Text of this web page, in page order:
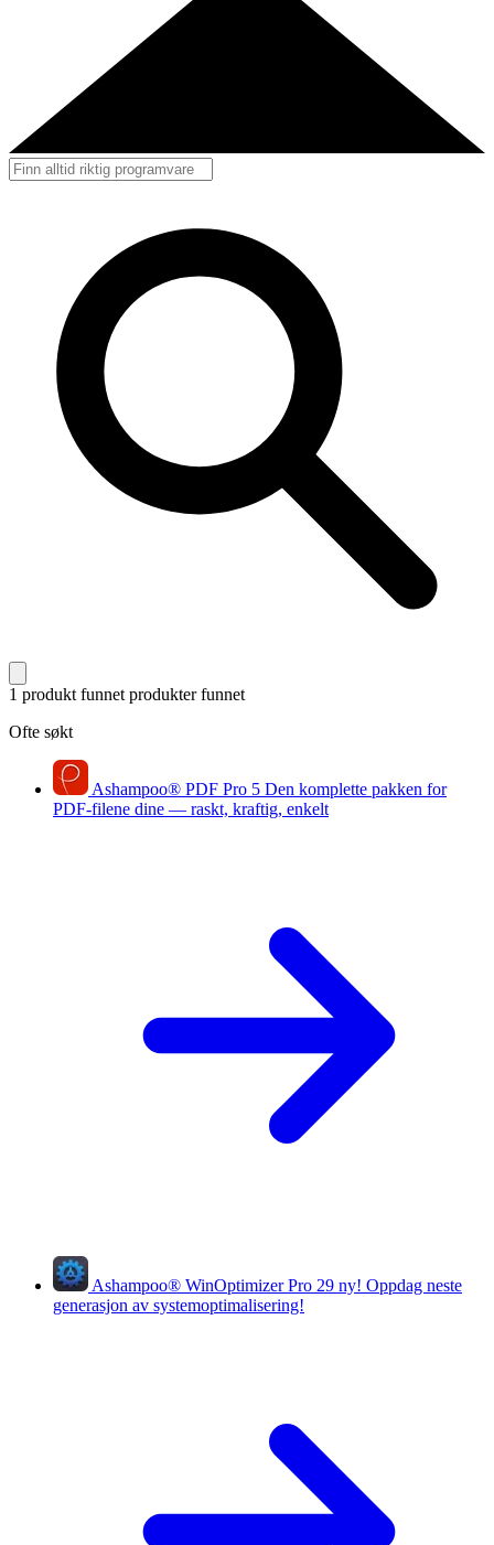
1 produkt funnet produkter funnet
Ofte søkt
Ashampoo® PDF Pro 5 Den komplette pakken for
PDF-filene dine — raskt, kraftig, enkelt
Ashampoo® WinOptimizer Pro 29 ny! Oppdag neste
generasjon av systemoptimalisering!